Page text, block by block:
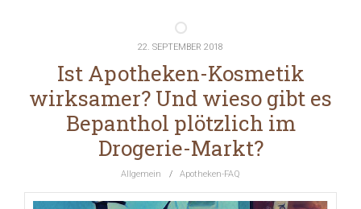
22. SEPTEMBER 2018
Ist Apotheken-Kosmetik
wirksamer? Und wieso gibt es
Bepanthol plötzlich im
Drogerie-Markt?
Allgemein / Apotheken-FAQ